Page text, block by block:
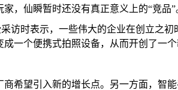
仙瞬暂时还没有真正意义上的“竞品”
访时表示，一些伟大的企业在创立之
一个便携式拍照设备，从而开创了一个
希望引入新的增长点。另一方面，智